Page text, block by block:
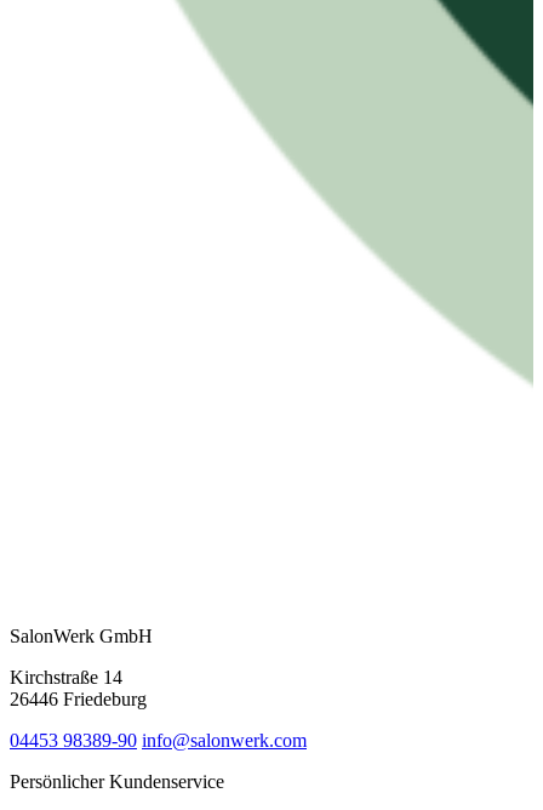
SalonWerk GmbH
Kirchstraße 14
26446 Friedeburg
04453 98389-90 info@salonwerk.com
Persönlicher Kundenservice